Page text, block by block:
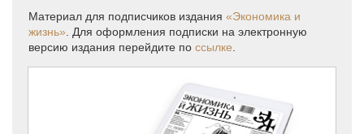
Материал для подписчиков издания «Экономика и
жизнь» . Для оформления подписки на электронную
версию издания перейдите по ссылке